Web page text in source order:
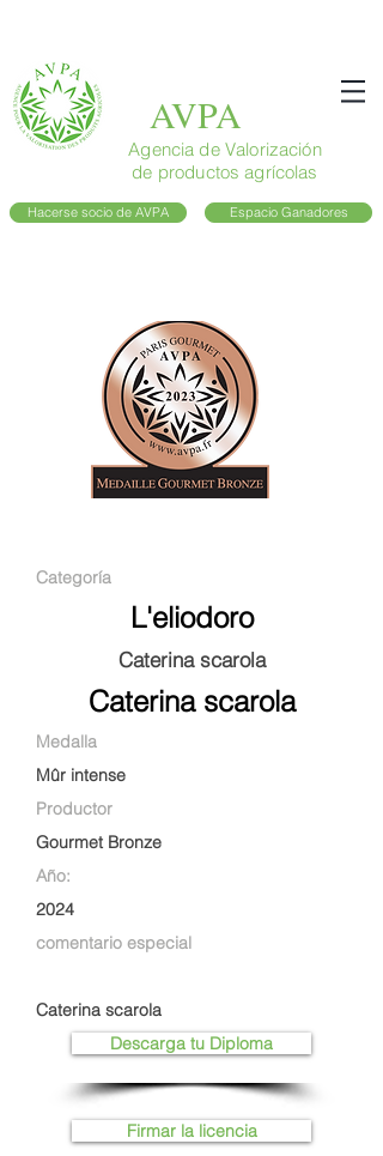
AVPA
Agencia de Valorización
de productos agrícolas
Hacerse socio de AVPA Espacio Ganadores
Categoría
L'eliodoro
Caterina scarola
Caterina scarola
Medalla
Mûr intense
Productor
Gourmet Bronze
Año:
2024
comentario especial
Caterina scarola
Descarga tu Diploma
Firmar la licencia